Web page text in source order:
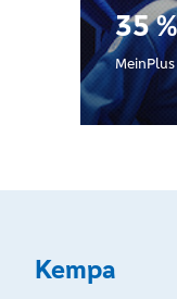
35
Kempa